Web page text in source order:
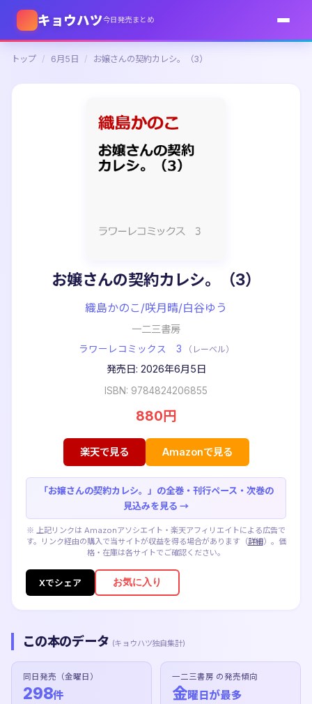
キョウハツ今日発売まとめ
トップ / 6月5日 / お嬢さんの契約カレシ。（3）
お嬢さんの契約カレシ。（3）
織島かのこ/咲月晴/白谷ゆう
一二三書房
ラワーレコミックス 3 （レーベル）
発売日: 2026年6月5日
ISBN: 9784824206855
880円
楽天で見る Amazonで見る
「お嬢さんの契約カレシ。」の全巻・刊行ペース・次巻の
見込みを見る →
※ 上記リンクは Amazonアソシエイト・楽天アフィリエイトによる広告で
す。リンク経由の購入で当サイトが収益を得る場合があります（詳細）。価
格・在庫は各サイトでご確認ください。
Xでシェア お気に入り
この本のデータ (キョウハツ独自集計)
同日発売（金曜日）
298件
一二三書房 の発売傾向
金曜日が最多